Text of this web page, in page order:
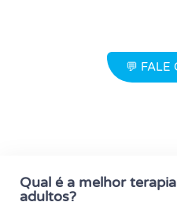
💬 FALE
Qual é a melhor
adultos?